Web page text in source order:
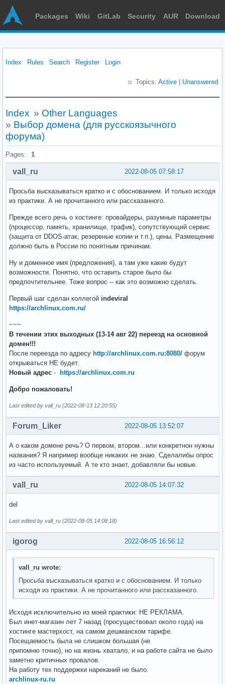
Packages Wiki GitLab Security AUR Download
Index Rules Search Register Login
Topics: Active Unanswered
Index » Other Languages
» Выбор домена (для русскоязычного
форума)
Pages: 1
2022-08-05 07:58:17
vall_ru
Просьба высказываться кратко и с обоснованием. И только исходя
из практики. А не прочитанного или рассказанного.
Прежде всего речь о хостинге: провайдеры, разумные параметры
(процессор, память, хранилище, трафик), сопутствующий сервис
(защита от DDOS-атак, резервные копии и т.п.), цены. Размещение
должно быть в России по понятным причинам.
Ну и доменное имя (предложения), а там уже какие будут
возможности. Понятно, что оставить старое было бы
предпочтительнее. Тоже вопрос -- как это возможно сделать.
Первый шаг сделан коллегой indeviral
https://archlinux.com.ru/
~~~
В течении этих выходных (13-14 авг 22) переезд на основной
домен!!!
После переезда по адресу http://archlinux.com.ru:8080/ форум
открываться НЕ будет.
Новый адрес - https://archlinux.com.ru
Добро пожаловать!
Last edited by vall_ru (2022-08-13 12:20:55)
2022-08-05 13:52:07
Forum_Liker
А о каком домене речь? О первом, втором...или конкретнон нужны
названия? Я например вообще никаких не знаю. Сделалибы опрос
из часто используемый. А те кто знает, добавляли бы новые.
2022-08-05 14:07:32
vall_ru
del
Last edited by vall_ru (2022-08-05 14:08:18)
2022-08-05 16:56:12
igorog
vall_ru wrote:
Просьба высказываться кратко и с обоснованием. И только
исходя из практики. А не прочитанного или рассказанного.
Исходя исключительно из моей практики: НЕ РЕКЛАМА.
Был инет-магазин лет 7 назад (просуществовал около года) на
хостинге мастерхост, на самом дешманском тарифе.
Посещаемость была не слишком большая (не
припомню точно), но на жизнь хватало, и на работе сайта не было
заметно критичных провалов.
На работу тех поддержки нареканий не было.
archlinux-ru.ru